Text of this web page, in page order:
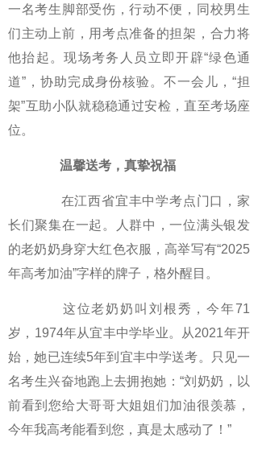
一名考生脚部受伤，行动不便，同校男生
们主动上前，用考点准备的担架，合力将
他抬起。现场考务人员立即开辟“绿色通
道”，协助完成身份核验。不一会儿，“担
架”互助小队就稳稳通过安检，直至考场座
位。
温馨送考，真挚祝福
在江西省宜丰中学考点门口，家
长们聚集在一起。人群中，一位满头银发
的老奶奶身穿大红色衣服，高举写有“2025
年高考加油”字样的牌子，格外醒目。
这位老奶奶叫刘根秀，今年71
岁，1974年从宜丰中学毕业。从2021年开
始，她已连续5年到宜丰中学送考。只见一
名考生兴奋地跑上去拥抱她：“刘奶奶，以
前看到您给大哥哥大姐姐们加油很羡慕，
今年我高考能看到您，真是太感动了！”